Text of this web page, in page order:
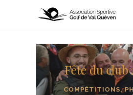
Fête du club
COMPÉTITIONS,